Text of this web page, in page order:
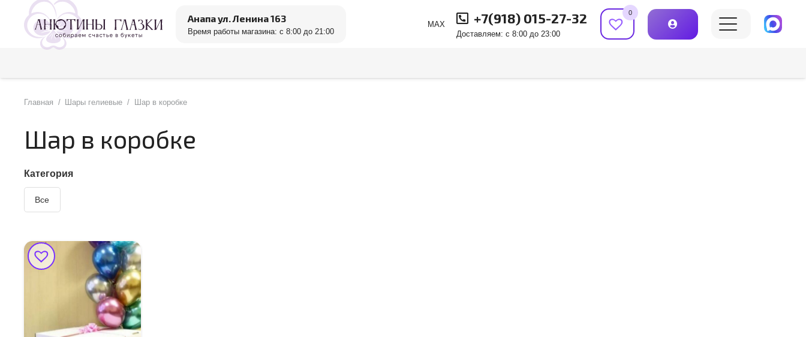
Анапа ул. Ленина 163
Время работы магазина: с 8:00 до 21:00
MAX +7(918) 015-27-32
Доставляем: с 8:00 до 23:00
0
Главная / Шары гелиевые / Шар в коробке
Шар в коробке
Категория
Все